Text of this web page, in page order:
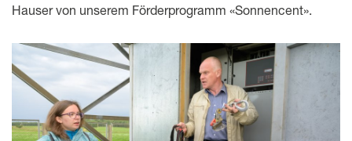
Hauser von unserem Förderprogramm «Sonnencent».